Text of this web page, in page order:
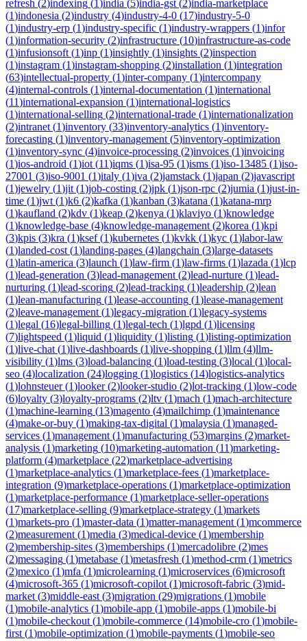
refresh (2)indexing (1)india (5)india-gst (2)india-marketplace
(1)indonesia (2)industry (4)industry-4-0 (17)industry-5-0
(1)industry-erp (1)industry-specific (1)industry-wrappers (1)infor
(1)information-security (2)infrastructure (10)infrastructure-as-code
(1)infusionsoft (1)inp (1)insightly (1)insights (2)inspection
(1)instagram (1)instagram-shopping (2)installation (1)integration
(63)intellectual-property (1)inter-company (1)intercompany
(4)internal-controls (1)internal-documentation (1)international
(11)international-expansion (1)international-logistics
(1)international-selling (2)international-trade (1)internationalization
(2)intranet (1)inventory (33)inventory-analytics (1)inventory-
forecasting (1)inventory-management (5)inventory-optimization
(1)inventory-sync (4)invoice-processing (2)invoices (1)invoicing
(1)ios-android (1)iot (11)iqms (1)isa-95 (1)isms (1)iso-13485 (1)iso-
27001 (3)iso-9001 (1)italy (1)iva (2)jamstack (1)japan (2)javascript
(1)jewelry (1)jit (1)job-costing (2)jpk (1)json-rpc (2)jumia (1)just-in-
time (1)jwt (1)k6 (2)kafka (1)kanban (3)katana (1)katana-mrp
(1)kaufland (2)kdv (1)keap (2)kenya (1)klaviyo (1)knowledge
(1)knowledge-base (4)knowledge-management (2)korea (1)kpi
(3)kpis (3)kra (1)ksef(1)kubernetes (1)kvkk (1)kyc (1)labor-law
(1)landed-cost (1)landing-pages (4)langchain (3)large-datasets
(1)latin-america (3)launch (1)law-firm (1)law-firms (1)lazada (1)lcp
(1)lead-generation (3)lead-management (2)lead-nurture (1)lead-
nurturing (1)lead-scoring (2)lead-tracking (1)leadership (2)lean
(1)lean-manufacturing (1)lease-accounting (1)lease-management
(2)leave-management (1)legacy-migration (1)legacy-systems
(1)legal (16)legal-billing (1)legal-tech (1)lgpd (1)licensing
(7)lightspeed (1)liquid (1)liquidity (1)listing (1)listing-optimization
(1)live-chat (1)live-dashboards (1)live-shopping (1)llm (4)llm-
visibility (1)lms (3)load-balancing (1)load-testing (3)local (1)local-
seo (4)localization (24)logging (1)logistics (14)logistics-analytics
(1)lohnsteuer(1)looker(2)looker-studio (2)lot-tracking (1)low-code
(6)loyalty (3)loyalty-programs (2)ltv (1)mach (1)mach-architecture
(1)machine-learning (13)magento (4)mailchimp (1)maintenance
(4)make-or-buy (1)making-tax-digital (1)malaysia (1)managed-
services (1)management (1)manufacturing (53)margins (2)market-
analysis (1)marketing (10)marketing-automation (11)marketing-
platform (4)marketplace (22)marketplace-advertising
(1)marketplace-analytics (1)marketplace-fees (1)marketplace-
integration (9)marketplace-operations (1)marketplace-optimization
(1)marketplace-performance (1)marketplace-seller-operations
(17)marketplace-selling (9)marketplace-strategy (1)markets
(1)markets-pro (1)master-data (1)matter-management (1)mcommerce
(2)measurement (1)media (3)medical-device (1)membership
(2)membership-sites (3)memberships (1)mercadolibre (2)mes
(2)messaging (1)metabase (1)metasfresh (1)method-crm (1)metrics
(2)mexico (1)mfa (1)microlearning (1)microservices (6)microsoft
(4)microsoft-365 (1)microsoft-copilot (1)microsoft-fabric (3)mid-
market (3)middle-east (3)migration (29)migrations (1)mobile
(1)mobile-analytics (1)mobile-app (1)mobile-apps (1)mobile-bi
(1)mobile-checkout (1)mobile-commerce (14)mobile-cro (1)mobile-
first (1)mobile-optimization (1)mobile-payments (1)mobile-seo